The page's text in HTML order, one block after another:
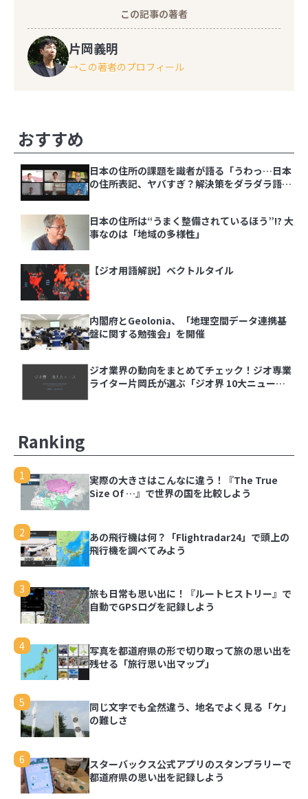
この記事の著者
片岡義明
この著者のプロフィール
その他の記事
おすすめ
日本の住所の課題を識者が語る「うわっ…日本
の住所表記、ヤバすぎ？解決策をダラダラ語る
日本の住所は“うまく整備されているほう”!? 大
事なのは「地域の多様性」
【ジオ用語解説】ベクトルタイル
内閣府とGeolonia、「地理空間データ連携基
盤に関する勉強会」を開催
ジオ業界の動向をまとめてチェック！ジオ専業
ライター片岡氏が選ぶ「ジオ界 10大ニュース
Ranking
1
実際の大きさはこんなに違う！『The True
Size Of …』で世界の国を比較しよう
2
あの飛行機は何？「Flightradar24」で頭上の
飛行機を調べてみよう
3
旅も日常も思い出に！『ルートヒストリー』で
自動でGPSログを記録しよう
4
写真を都道府県の形で切り取って旅の思い出を
残せる「旅行思い出マップ」
5
同じ文字でも全然違う、地名でよく見る「ケ」
の難しさ
6
スターバックス公式アプリのスタンプラリーで
都道府県の思い出を記録しよう